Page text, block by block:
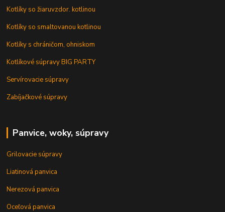
Kotlíky so žiaruvzdor. kotlinou
Kotlíky so smaltovanou kotlinou
Kotlíky s chráničom, ohniskom
Kotlíkové súpravy BIG PARTY
Servírovacie súpravy
Zabíjačkové súpravy
Panvice, woky, súpravy
Grilovacie súpravy
Liatinová panvica
Nerezová panvica
Oceľová panvica